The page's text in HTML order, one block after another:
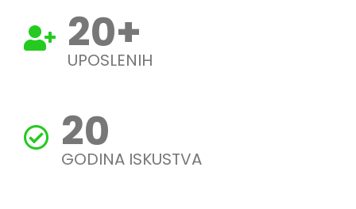
20+
UPOSLENIH
20
GODINA ISKUSTVA